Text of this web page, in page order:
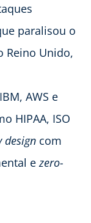
paralisou o
Reino Unido,
AWS e
HIPAA, ISO
design com
ezero-